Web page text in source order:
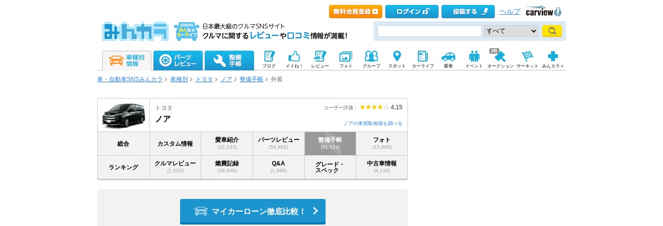
ヘルプ
ブログ イイね！ レビュー フォト グループ スポット カーライフ 愛車 イベント オークション サーキット みんカラ＋
車・自動車SNSみんカラ 車種別 トヨタ ノア 整備手帳 外装
ユーザー評価： 4.15
トヨタ
ノア
ノアの車買取相場を調べる
総合 カスタム情報
愛車紹介
(12,143)
パーツレビュー
(54,662)
整備手帳
(31,534)
フォト
(15,860)
ランキング
クルマレビュー
(1,503)
燃費記録
(38,908)
Q&A
(1,988)
グレード・
スペック
中古車情報
(4,139)
マイカーローン徹底比較！